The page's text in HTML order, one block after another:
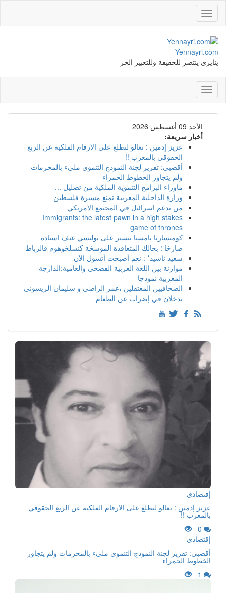
Toggle
navigation
Yennayri.com
ينايري ينتصر للحقيقة وللتعبير الحر
Toggle
navigation
الأحد 09 أغسطس 2026
أخبار سريعة:
عزيز إدمين : تعالو لنطلع على الارقام الفلكية عن الربع
الحقوقي بالمغرب !!
أقصبي: تقرير لجنة النمودج التنموي مليء بالمحرمات
ولم يتجاوز الخطوط الحمراء
ماوراء البرامج التنموية الملكية من تضليل ...
وزارة الداخلية المغربية تمنع مسيرة فلسطين
من يدعم اسرائيل في المجتمع الامريكي
Immigrants: the latest pawn in a high stakes
game of thrones
كوميساريا تامسنا تتستر على بوليسي عنف استادة
صارخا : بحالك المتعاقدة الموسخة كنسلخوهوم فالرباط
سعيد ناشيد* : نعم أصبحت أتسول الآن
موازنة بين اللغة العربية الفصحى والعامية:الدارجة
المغربية نموذجا
الصحافيين المعتقلين ،عمر الراضي و سليمان الريسوني
يدخلان في إضراب عن الطعام
إقتصادي
عزيز إدمين : تعالو لنطلع على الارقام الفلكية عن الربع الحقوقي
بالمغرب !!
0
إقتصادي
أقصبي: تقرير لجنة النمودج التنموي مليء بالمحرمات ولم يتجاوز
الخطوط الحمراء
1